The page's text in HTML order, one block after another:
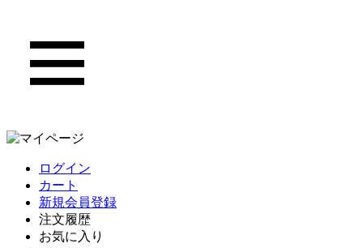
ログイン
カート
新規会員登録
注文履歴
お気に入り